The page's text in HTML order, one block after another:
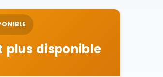
plus disponible